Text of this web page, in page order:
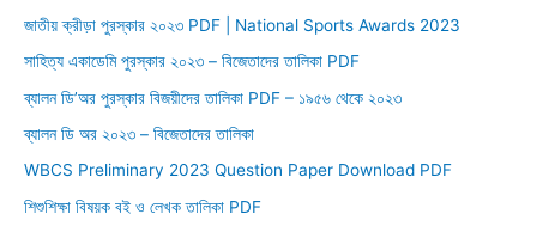
জাতীয় ক্রীড়া পুরস্কার ২০২৩ PDF | National Sports Awards 2023
সাহিত্য একাডেমি পুরস্কার ২০২৩ – বিজেতাদের তালিকা PDF
ব্যালন ডি’অর পুরস্কার বিজয়ীদের তালিকা PDF – ১৯৫৬ থেকে ২০২৩
ব্যালন ডি অর ২০২৩ – বিজেতাদের তালিকা
WBCS Preliminary 2023 Question Paper Download PDF
শিশুশিক্ষা বিষয়ক বই ও লেখক তালিকা PDF